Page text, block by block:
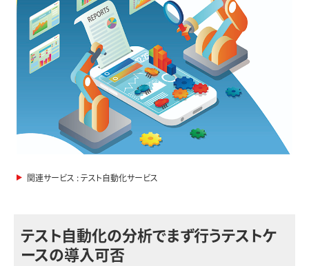
関連サービス : テスト自動化サービス
テスト自動化の分析でまず行うテストケ
ースの導入可否